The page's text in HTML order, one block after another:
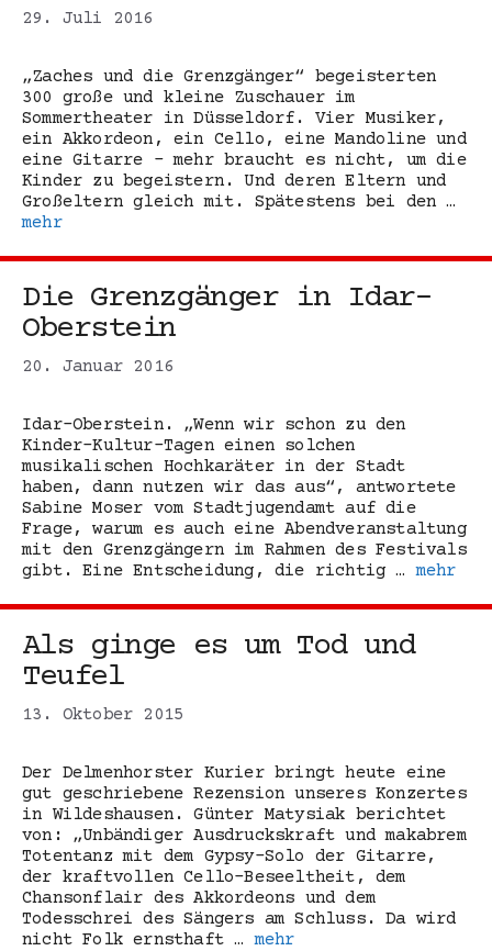
29. Juli 2016
„Zaches und die Grenzgänger“ begeisterten
300 große und kleine Zuschauer im
Sommertheater in Düsseldorf. Vier Musiker,
ein Akkordeon, ein Cello, eine Mandoline und
eine Gitarre – mehr braucht es nicht, um die
Kinder zu begeistern. Und deren Eltern und
Großeltern gleich mit. Spätestens bei den …
mehr
Die Grenzgänger in Idar-
Oberstein
20. Januar 2016
Idar-Oberstein. „Wenn wir schon zu den
Kinder-Kultur-Tagen einen solchen
musikalischen Hochkaräter in der Stadt
haben, dann nutzen wir das aus“, antwortete
Sabine Moser vom Stadtjugendamt auf die
Frage, warum es auch eine Abendveranstaltung
mit den Grenzgängern im Rahmen des Festivals
gibt. Eine Entscheidung, die richtig …mehr
Als ginge es um Tod und
Teufel
13. Oktober 2015
Der Delmenhorster Kurier bringt heute eine
gut geschriebene Rezension unseres Konzertes
in Wildeshausen. Günter Matysiak berichtet
von: „Unbändiger Ausdruckskraft und makabrem
Totentanz mit dem Gypsy-Solo der Gitarre,
der kraftvollen Cello-Beseeltheit, dem
Chansonflair des Akkordeons und dem
Todesschrei des Sängers am Schluss. Da wird
nicht Folk ernsthaft …mehr